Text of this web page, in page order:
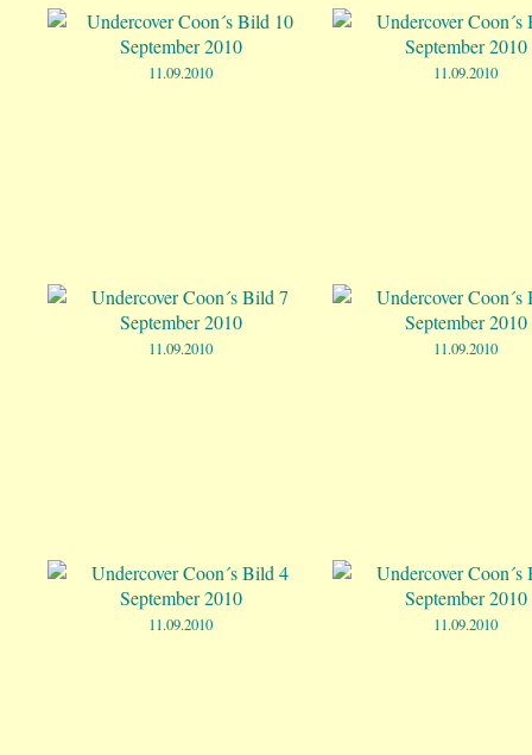
11.09.2010 11.09.2010
11.09.2010 11.09.2010
11.09.2010 11.09.2010